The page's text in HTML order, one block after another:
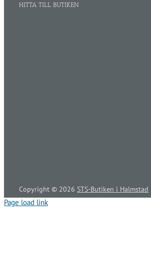
HITTA TILL BUTIKEN
Copyright © 2026 STS-Butiken i Halmstad
Page load link